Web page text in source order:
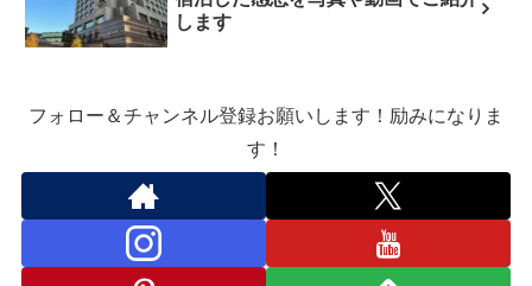
します
フォロー＆チャンネル登録お願いします！励みになりま
す！